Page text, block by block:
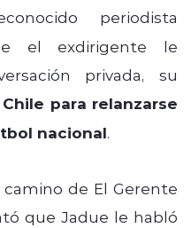
periodista
el exdirigente le
privada, su
para relanzarse
nacional.
de El Gerente
que Jadue le habló